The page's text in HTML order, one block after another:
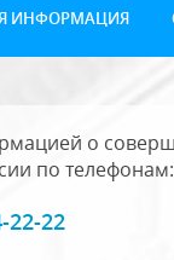
ИНФОРМАЦИЯ
о
по телефонам:
22-22